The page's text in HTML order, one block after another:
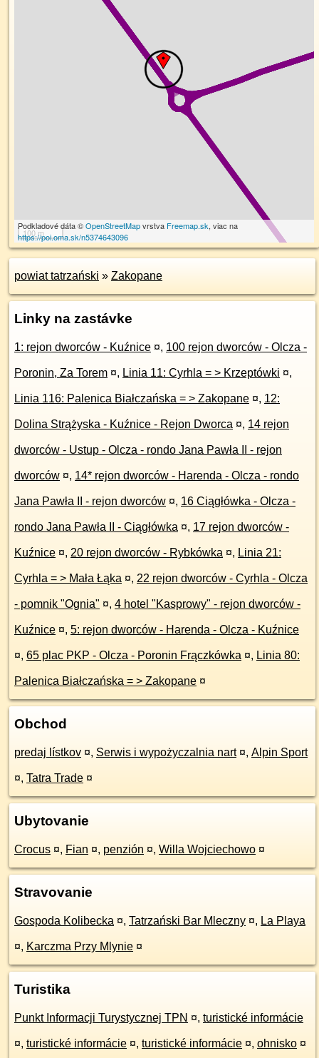
100 m
Podkladové dáta ©OpenStreetMapvrstva Freemap.sk, viac na
https://poi.oma.sk/n5374643096
powiat tatrzański » Zakopane
Linky na zastávke
1: rejon dworców - Kuźnice ¤, 100 rejon dworców - Olcza -
Poronin, Za Torem ¤, Linia 11: Cyrhla = > Krzeptówki ¤,
Linia 116: Palenica Białczańska = > Zakopane ¤, 12:
Dolina Strążyska - Kuźnice - Rejon Dworca ¤, 14 rejon
dworców - Ustup - Olcza - rondo Jana Pawła II - rejon
dworców ¤, 14* rejon dworców - Harenda - Olcza - rondo
Jana Pawła II - rejon dworców ¤, 16 Ciągłówka - Olcza -
rondo Jana Pawła II - Ciągłówka ¤, 17 rejon dworców -
Kuźnice ¤, 20 rejon dworców - Rybkówka ¤, Linia 21:
Cyrhla = > Mała Łąka ¤, 22 rejon dworców - Cyrhla - Olcza
- pomnik "Ognia" ¤, 4 hotel "Kasprowy" - rejon dworców -
Kuźnice ¤, 5: rejon dworców - Harenda - Olcza - Kuźnice
¤, 65 plac PKP - Olcza - Poronin Frączkówka ¤, Linia 80:
Palenica Białczańska = > Zakopane ¤
Obchod
predaj lístkov ¤, Serwis i wypożyczalnia nart ¤, Alpin Sport
¤, Tatra Trade ¤
Ubytovanie
Crocus ¤, Fian ¤, penzión ¤, Willa Wojciechowo ¤
Stravovanie
Gospoda Kolibecka ¤, Tatrzański Bar Mleczny ¤, La Playa
¤, Karczma Przy Mlynie ¤
Turistika
Punkt Informacji Turystycznej TPN ¤, turistické informácie
¤, turistické informácie ¤, turistické informácie ¤, ohnisko ¤